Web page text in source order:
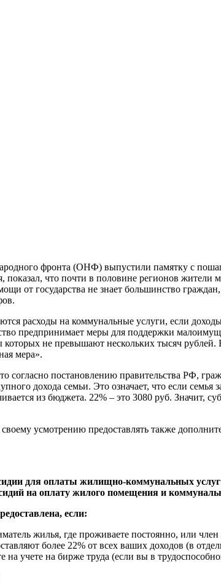
фронта (ОНФ) выпустили памятку с
показал, что почти в половине регионов
от государства не знает большинство
расходы на коммунальные услуги, если
предпринимает меры для поддержки
которых не превышают нескольких тысяч
мера».
согласно постановлению правительства РФ,
дохода семьи. Это означает, что если
из бюджета. 22% – это 3080 руб. Значит,
усмотрению предоставлять также
для оплаты жилищно-коммунальных
на оплату жилого помещения и
если:
жилья, где проживаете постоянно, или
более 22% от всех ваших доходов (в
на учете на бирже труда (если вы в